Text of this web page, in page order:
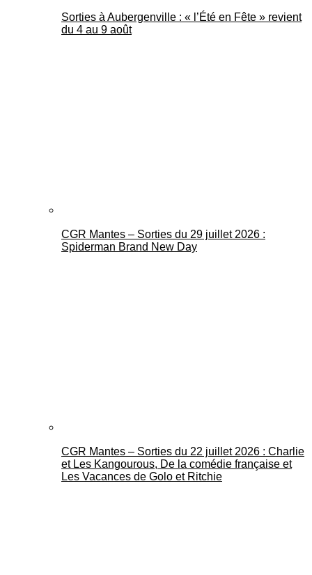
Sorties à Aubergenville : « l’Été en Fête » revient
du 4 au 9 août
CGR Mantes – Sorties du 29 juillet 2026 :
Spiderman Brand New Day
CGR Mantes – Sorties du 22 juillet 2026 : Charlie
et Les Kangourous, De la comédie française et
Les Vacances de Golo et Ritchie